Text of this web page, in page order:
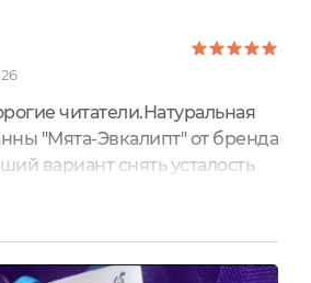
читатели.Натуральная
"Мята-Эвкалипт" от бренда
вариант снять усталость
силы. Вес 80г,
упакован в целофан, завязан
бумажном вкладыше